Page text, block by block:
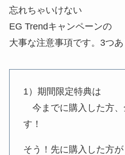
忘れちゃいけない
EG Trendキャンペーンの
大事な注意事項です。3つあ
1）期間限定特典は
今までに購入した方、
す！
そう！先に購入した方が